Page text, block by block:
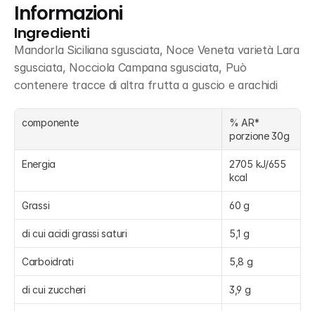
Informazioni
Ingredienti
Mandorla Siciliana sgusciata, Noce Veneta varietà Lara
sgusciata, Nocciola Campana sgusciata, Può
contenere tracce di altra frutta a guscio e arachidi
componente
% AR*
porzione 30g
Energia
2705 kJ/655
kcal
Grassi 60 g
di cui acidi grassi saturi 5,1 g
Carboidrati 5,8 g
di cui zuccheri 3,9 g